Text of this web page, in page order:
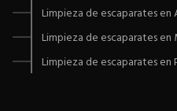
Limpieza de escaparates en
Limpieza de escaparates en
Limpieza de escaparates en